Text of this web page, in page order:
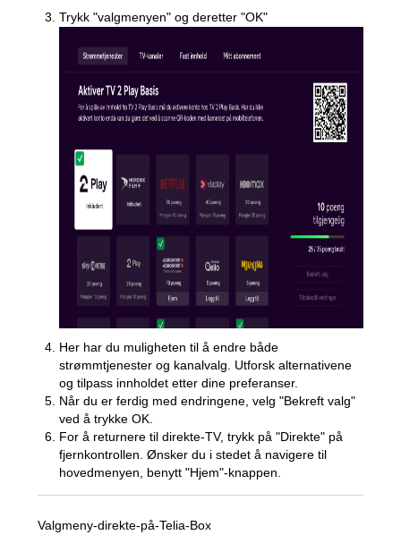
Trykk "valgmenyen" og deretter "OK"
Her har du muligheten til å endre både
strømmtjenester og kanalvalg. Utforsk alternativene
og tilpass innholdet etter dine preferanser.
Når du er ferdig med endringene, velg "Bekreft valg"
ved å trykke OK.
For å returnere til direkte-TV, trykk på "Direkte" på
fjernkontrollen. Ønsker du i stedet å navigere til
hovedmenyen, benytt "Hjem"-knappen.
Valgmeny-direkte-på-Telia-Box